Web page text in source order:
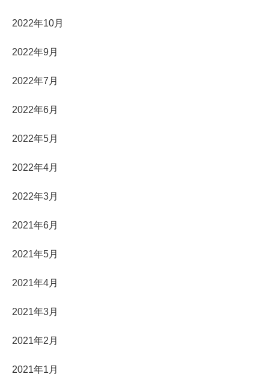
2022年10月
2022年9月
2022年7月
2022年6月
2022年5月
2022年4月
2022年3月
2021年6月
2021年5月
2021年4月
2021年3月
2021年2月
2021年1月